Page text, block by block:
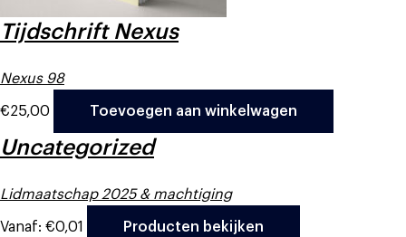
Tijdschrift Nexus
Nexus 98
€25,00 Toevoegen aan winkelwagen
Uncategorized
Lidmaatschap 2025 & machtiging
Vanaf: €0,01 Producten bekijken